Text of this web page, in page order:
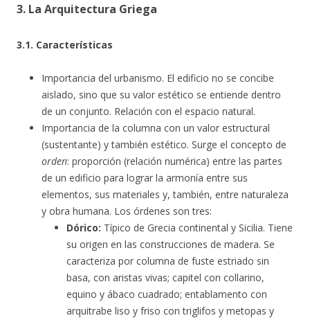
3. La Arquitectura Griega
3.1. Características
Importancia del urbanismo. El edificio no se concibe
aislado, sino que su valor estético se entiende dentro
de un conjunto. Relación con el espacio natural.
Importancia de la columna con un valor estructural
(sustentante) y también estético. Surge el concepto de
orden: proporción (relación numérica) entre las partes
de un edificio para lograr la armonía entre sus
elementos, sus materiales y, también, entre naturaleza
y obra humana. Los órdenes son tres:
Dórico: Típico de Grecia continental y Sicilia. Tiene
su origen en las construcciones de madera. Se
caracteriza por columna de fuste estriado sin
basa, con aristas vivas; capitel con collarino,
equino y ábaco cuadrado; entablamento con
arquitrabe liso y friso con triglifos y metopas y